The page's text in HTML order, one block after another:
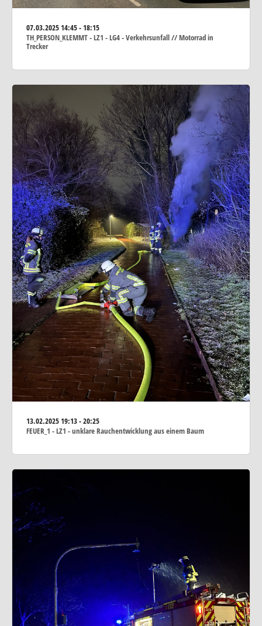
07.03.202514:45 - 18:15
TH_PERSON_KLEMMT - LZ1 - LG4 - Verkehrsunfall // Motorrad in
Trecker
13.02.202519:13 - 20:25
FEUER_1 - LZ1 - unklare Rauchentwicklung aus einem Baum